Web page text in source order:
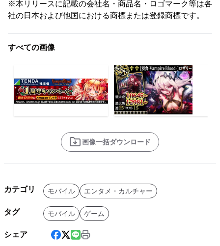
※本リリースに記載の会社名・商品名・ロゴマーク等は各
社の日本および他国における商標または登録商標です。
すべての画像
画像一括ダウンロード
カテゴリ モバイル エンタメ・カルチャー
タグ モバイル ゲーム
シェア